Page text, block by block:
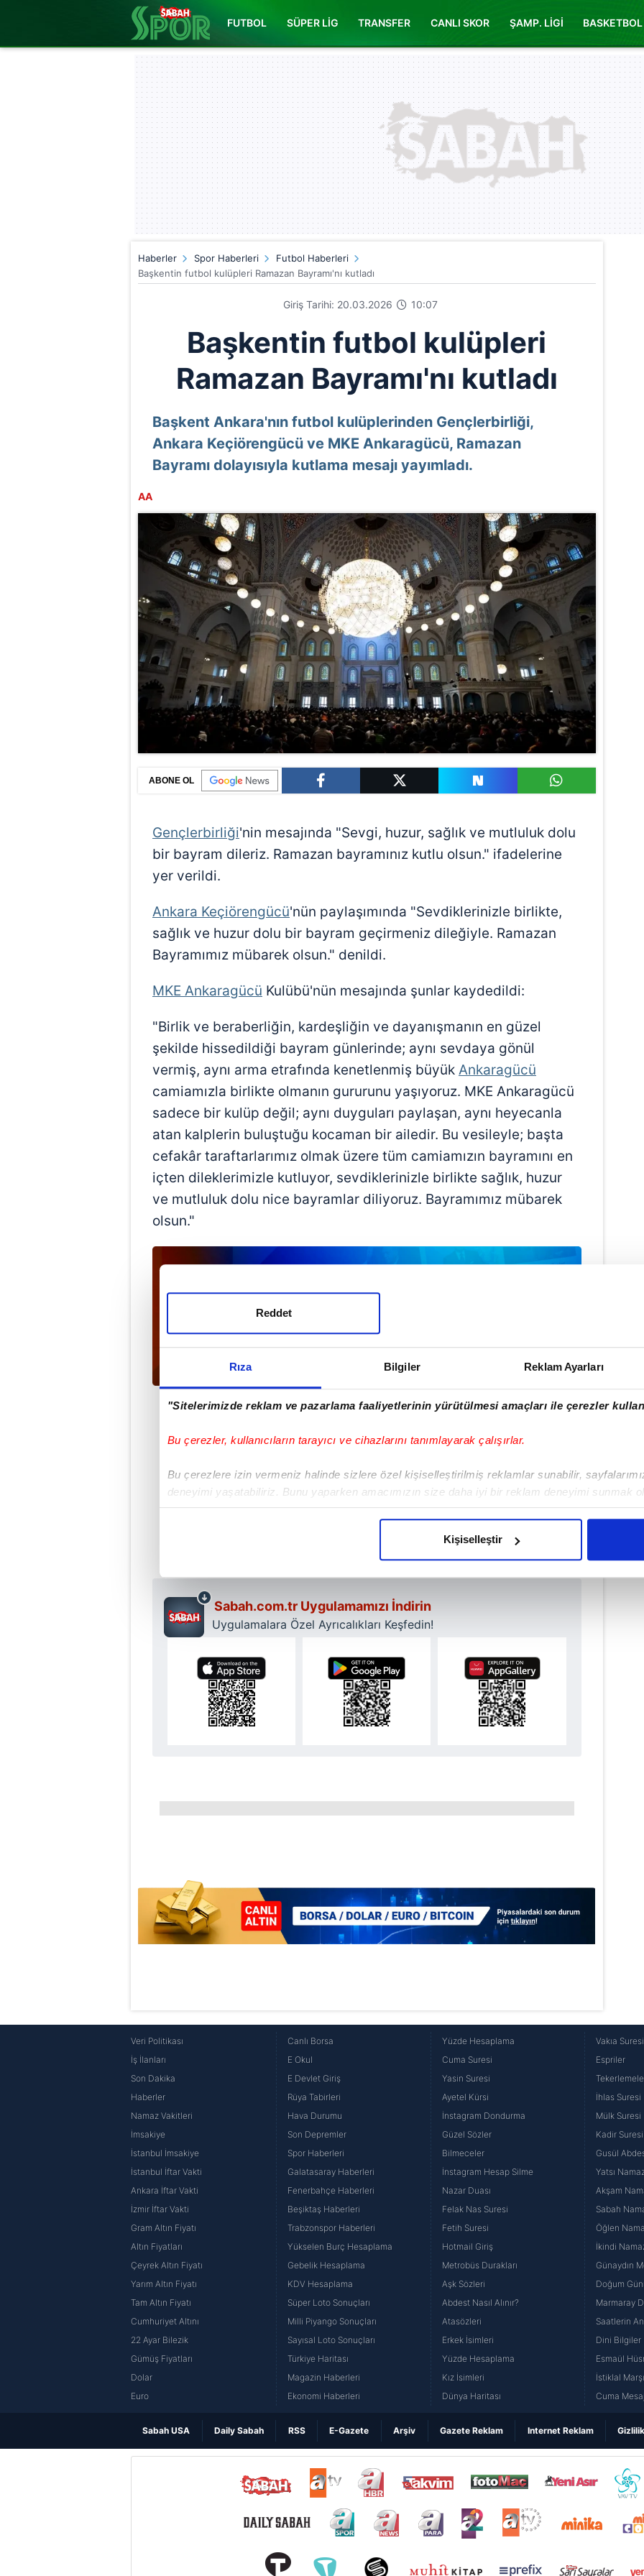
Rıza Bilgiler Reklam Ayarları
"Sitelerimizde reklam ve pazarlama faaliyetlerinin yürütülmesi amaçları ile çerezler
Bu çerezler, kullanıcıların tarayıcı ve cihazlarını tanımlayarak çalışırlar.
Bu çerezlere izin vermeniz halinde sizlere özel kişiselleştirilmiş reklamlar sunabilir,
deneyimi yaşatabiliriz. Bunu yaparken amacımızın size daha iyi bir reklam deneyimi sunmak
içerikleri sunabilmek adına elimizden gelen çabayı gösterdiğimizi ve bu noktada, reklamların
Her halükârda, kullanıcılar, bu çerezlere izin vermedikleri takdirde, kullanıcılara hedefli
Sizlere daha iyi bir hizmet sunabilmek için İnternet Sitemizde kendimize ve üçüncü kişilere ait
çerezler vasıtasıyla çeşitli kişisel verileriniz işlenmekte olup gerekli olan çerezler bilgi toplumu
amacıyla kullanılmaktadır. Diğer çerezler, sitemizin daha işlevsel kılınması ve
Çerezlere ilişkin tercihlerinizi aşağıda yer alan panel vasıtasıyla belirleyebilirsiniz. Çerezlere
butonuna tıklayabilir,
Çerez Bilgilendirme Metnimizi ziyaret edebilirsiniz.
Reddet
Kişiselleştir
FUTBOL SÜPER LİG TRANSFER CANLI SKOR ŞAMP. LİGİ BASKETBOL
Haberler Spor Haberleri
Futbol Haberleri
Başkentin futbol kulüpleri Ramazan Bayramı'nı kutladı
Giriş Tarihi: 20.03.2026 10:07
Başkentin futbol kulüpleri
Ramazan Bayramı'nı kutladı
Başkent Ankara'nın futbol kulüplerinden Gençlerbirliği,
Ankara Keçiörengücü ve MKE Ankaragücü, Ramazan
Bayramı dolayısıyla kutlama mesajı yayımladı.
AA
ABONE OL
Gençlerbirliği'nin mesajında "Sevgi, huzur, sağlık ve mutluluk dolu
bir bayram dileriz. Ramazan bayramınız kutlu olsun." ifadelerine
yer verildi.
Ankara Keçiörengücü'nün paylaşımında "Sevdiklerinizle birlikte,
sağlık ve huzur dolu bir bayram geçirmeniz dileğiyle. Ramazan
Bayramımız mübarek olsun." denildi.
MKE Ankaragücü Kulübü'nün mesajında şunlar kaydedildi:
"Birlik ve beraberliğin, kardeşliğin ve dayanışmanın en güzel
şekilde hissedildiği bayram günlerinde; aynı sevdaya gönül
vermiş, aynı arma etrafında kenetlenmiş büyük Ankaragücü
camiamızla birlikte olmanın gururunu yaşıyoruz. MKE Ankaragücü
sadece bir kulüp değil; aynı duyguları paylaşan, aynı heyecanla
atan kalplerin buluştuğu kocaman bir ailedir. Bu vesileyle; başta
cefakâr taraftarlarımız olmak üzere tüm camiamızın bayramını en
içten dileklerimizle kutluyor, sevdiklerinizle birlikte sağlık, huzur
ve mutluluk dolu nice bayramlar diliyoruz. Bayramımız mübarek
olsun."
Haber Girişi
#MKE ANKARAGÜCÜ #GENÇLERBİRLİĞİ #ANKARA KEÇİÖRENGÜCÜ
Sabah.com.tr Uygulamamızı İndirin
Uygulamalara Özel Ayrıcalıkları Keşfedin!
Veri Politikası
İş İlanları
Son Dakika
Haberler
Namaz Vakitleri
İmsakiye
İstanbul İmsakiye
İstanbul İftar Vakti
Ankara İftar Vakti
İzmir İftar Vakti
Gram Altın Fiyatı
Altın Fiyatları
Çeyrek Altın Fiyatı
Yarım Altın Fiyatı
Tam Altın Fiyatı
Cumhuriyet Altını
22 Ayar Bilezik
Gümüş Fiyatları
Dolar
Euro
Canlı Borsa
E Okul
E Devlet Giriş
Rüya Tabirleri
Hava Durumu
Son Depremler
Spor Haberleri
Galatasaray Haberleri
Fenerbahçe Haberleri
Beşiktaş Haberleri
Trabzonspor Haberleri
Yükselen Burç Hesaplama
Gebelik Hesaplama
KDV Hesaplama
Süper Loto Sonuçları
Milli Piyango Sonuçları
Sayısal Loto Sonuçları
Türkiye Haritası
Magazin Haberleri
Ekonomi Haberleri
Yüzde Hesaplama
Cuma Suresi
Yasin Suresi
Ayetel Kürsi
İnstagram Dondurma
Güzel Sözler
Bilmeceler
İnstagram Hesap Silme
Nazar Duası
Felak Nas Suresi
Fetih Suresi
Hotmail Giriş
Metrobüs Durakları
Aşk Sözleri
Abdest Nasıl Alınır?
Atasözleri
Erkek İsimleri
Yüzde Hesaplama
Kız İsimleri
Dünya Haritası
Vakıa Suresi
Espriler
İhlas Suresi
Mülk Suresi
Kadir Suresi
Gusül
Yatsı
Akşam
Sabah
Öğlen
İkindi
Günaydın
Doğum
Marmaray
Saatlerin
Dini Bilgiler
Esmaül
İstiklal Marşı
Cuma
Sabah USA Daily Sabah RSS E-Gazete Arşiv Gazete Reklam Internet Reklam